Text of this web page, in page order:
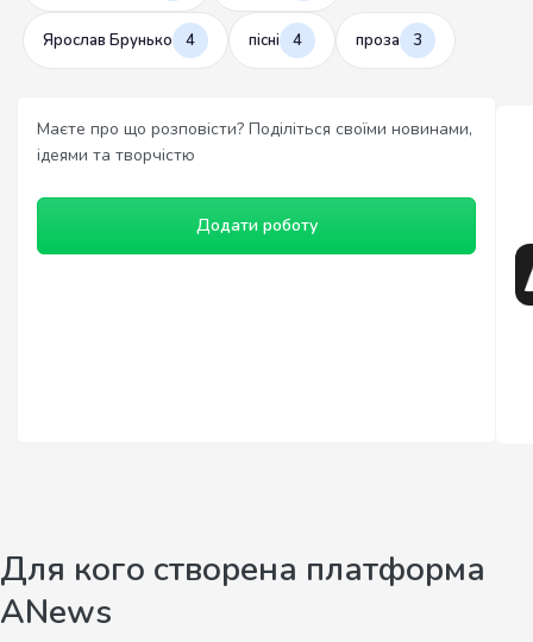
Ярослав Брунько 4 пісні 4 проза 3
Маєте про що розповісти? Поділіться своїми новинами,
ідеями та творчістю
Додати роботу
Для кого створена платформа
ANews